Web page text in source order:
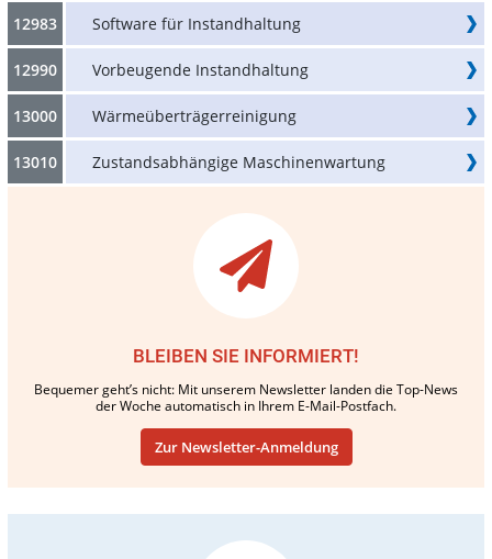
12983 Software für Instandhaltung
12990 Vorbeugende Instandhaltung
13000 Wärmeüberträgerreinigung
13010 Zustandsabhängige Maschinenwartung
BLEIBEN SIE INFORMIERT!
Bequemer geht’s nicht: Mit unserem Newsletter landen die Top-News
der Woche automatisch in Ihrem E-Mail-Postfach.
Zur Newsletter-Anmeldung